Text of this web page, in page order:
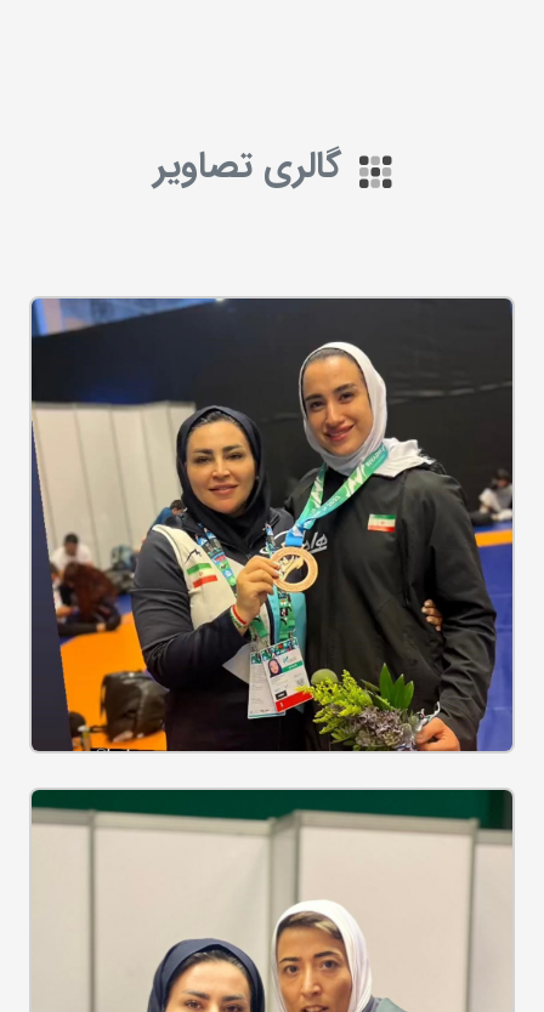
گالری تصاویر